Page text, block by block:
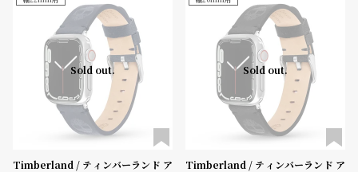
Sold out.
Timberland / ティンバーランド ア
Sold out.
Timberland / ティンバーランド ア